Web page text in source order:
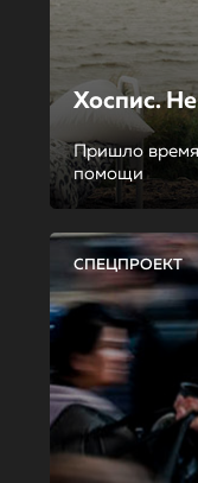
Хоспис.
Пришло время
помощи
СПЕЦПРОЕКТ